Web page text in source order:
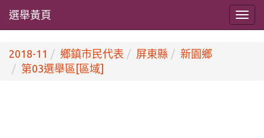
選舉黃頁
2018-11 鄉鎮市民代表 屏東縣
新園鄉
第03選舉區[區域]